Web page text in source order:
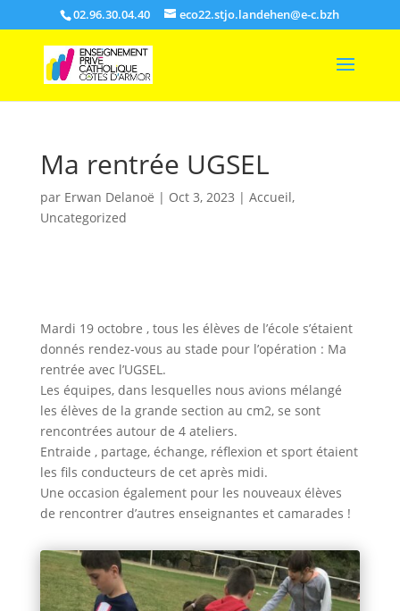
02.96.30.04.40 eco22.stjo.landehen@e-c.bzh
Ma rentrée UGSEL
par Erwan Delanoë | Oct 3, 2023 | Accueil,
Uncategorized
Mardi 19 octobre , tous les élèves de l’école s’étaient
donnés rendez-vous au stade pour l’opération : Ma
rentrée avec l’UGSEL.
Les équipes, dans lesquelles nous avions mélangé
les élèves de la grande section au cm2, se sont
rencontrées autour de 4 ateliers.
Entraide , partage, échange, réflexion et sport étaient
les fils conducteurs de cet après midi.
Une occasion également pour les nouveaux élèves
de rencontrer d’autres enseignantes et camarades !